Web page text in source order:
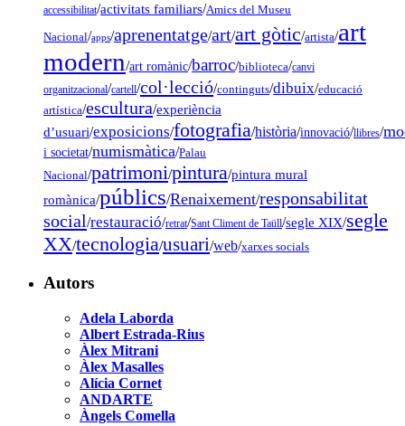
accessibilitat/activitats familiars/Amics del Museu
Nacional/apps/aprenentatge/art/art gòtic/artista/art
modern/art romànic/barroc/biblioteca/canvi
organitzacional/cartell/col·lecció/continguts/dibuix/educació
artística/escultura/experiència
d’usuari/exposicions/fotografia/història/innovació/llibres/
i societat/numismàtica/Palau
Nacional/patrimoni/pintura/pintura mural
romànica/públics/Renaixement/responsabilitat
social/restauració/retrat/Sant Climent de Taüll/segle XIX/segle
XX/tecnologia/usuari/web/xarxes socials
Autors
Adela Laborda
Albert Estrada-Rius
Àlex Mitrani
Àlex Masalles
Alícia Cornet
ANDARTE
Àngels Comella